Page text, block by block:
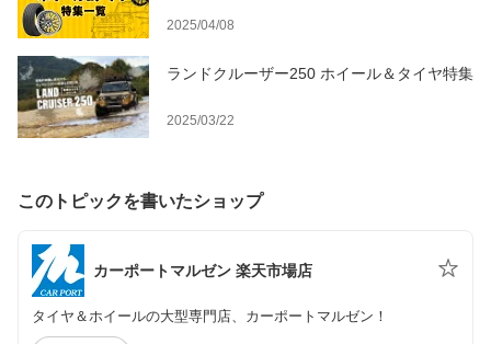
2025/04/08
ランドクルーザー250 ホイール＆タイヤ特集
2025/03/22
このトピックを書いたショップ
カーポートマルゼン 楽天市場店
タイヤ＆ホイールの大型専門店、カーポートマルゼン！